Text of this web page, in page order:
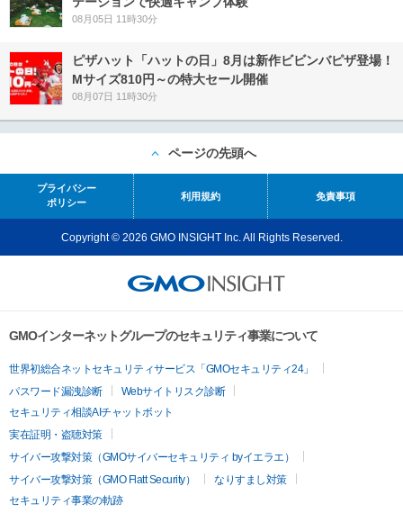
08月05日 11時30分
ピザハット「ハットの日」8月は新作ビビンバピザ登場！
Mサイズ810円～の特大セール開催
08月07日 11時30分
ページの先頭へ
プライバシー
ポリシー
利用規約 免責事項
Copyright © 2026 GMO INSIGHT Inc. All Rights Reserved.
GMOインターネットグループのセキュリティ事業について
世界初総合ネットセキュリティサービス「GMOセキュリティ24」
パスワード漏洩診断
Webサイトリスク診断
セキュリティ相談AIチャットボット
実在証明・盗聴対策
サイバー攻撃対策（GMOサイバーセキュリティ byイエラエ）
サイバー攻撃対策（GMO Flatt Security）
なりすまし対策
セキュリティ事業の軌跡